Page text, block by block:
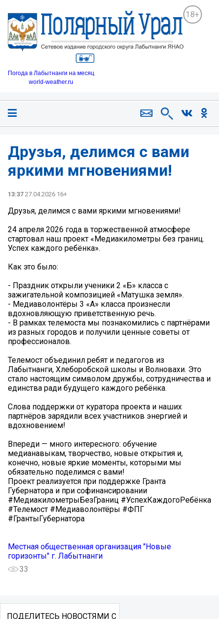
18+
Погода в Лабытнанги на месяц
world-weather.ru
Друзья, делимся с вами
яркими мгновениями!
13:37 27.04.2026 16+
Друзья, делимся с вами яркими мгновениями!
24 апреля 2026 года в торжественной атмосфере
стартовал наш проект «Медиакилометры без границ.
Успех каждого ребёнка».
Как это было:
- Праздник открыли ученики 2 «Б» класса с
зажигательной композицией «Матушка земля».
- Медиаволонтёры 3 «А» класса произнесли
вдохновляющую приветственную речь.
- В рамках телемоста мы познакомились с партнёрами
из разных городов и получили ценные советы от
профессионалов.
Телемост объединил ребят и педагогов из
Лабытнанги, Хлеборобской школы и Волновахи. Это
стало настоящим символом дружбы, сотрудничества и
единства ради будущего каждого ребёнка.
Слова поддержки от куратора проекта и наших
партнёров зарядили всех участников энергией и
вдохновением!
Впереди — много интересного: обучение
медианавыкам, творчество, новые открытия и,
конечно, новые яркие моменты, которыми мы
обязательно поделимся с вами!
Проект реализуется при поддержке Гранта
Губернатора и при софинансировании
#МедиакилометрыБезГраниц #УспехКаждогоРебёнка
#Телемост #Медиаволонтёры #ФПГ
#ГрантыГубернатора
Местная общественная организация "Новые
горизонты" г. Лабытнанги
33
ПОДЕЛИТЕСЬ НОВОСТЯМИ С